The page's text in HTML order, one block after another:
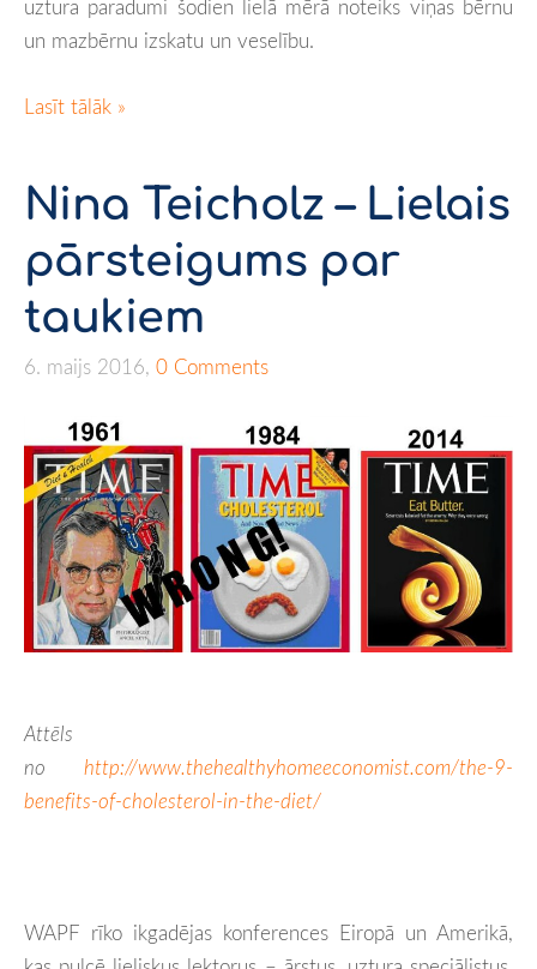
uztura paradumi šodien lielā mērā noteiks viņas bērnu
un mazbērnu izskatu un veselību.
Lasīt tālāk »
Nina Teicholz – Lielais
pārsteigums par
taukiem
6. maijs 2016, 0 Comments
Attēls
no http://www.thehealthyhomeeconomist.com/the-9-
benefits-of-cholesterol-in-the-diet/
WAPF rīko ikgadējas konferences Eiropā un Amerikā,